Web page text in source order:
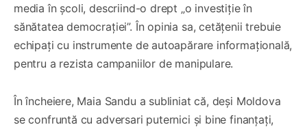
media în școli, descriind-o drept „o investiție în
sănătatea democrației”. În opinia sa, cetățenii trebuie
echipați cu instrumente de autoapărare informațională,
pentru a rezista campaniilor de manipulare.
În încheiere, Maia Sandu a subliniat că, deși Moldova
se confruntă cu adversari puternici și bine finanțați,